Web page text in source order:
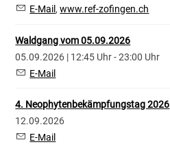
E-Mail ,www.ref-zofingen.ch
Waldgang vom 05.09.2026
05.09.2026 | 12:45 Uhr - 23:00 Uhr
E-Mail
4. Neophytenbekämpfungstag 2026
12.09.2026
E-Mail